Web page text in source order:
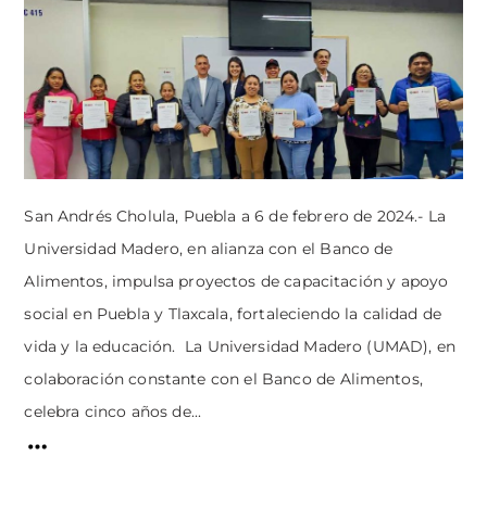
San Andrés Cholula, Puebla a 6 de febrero de 2024.- La
Universidad Madero, en alianza con el Banco de
Alimentos, impulsa proyectos de capacitación y apoyo
social en Puebla y Tlaxcala, fortaleciendo la calidad de
vida y la educación. La Universidad Madero (UMAD), en
colaboración constante con el Banco de Alimentos,
celebra cinco años de...